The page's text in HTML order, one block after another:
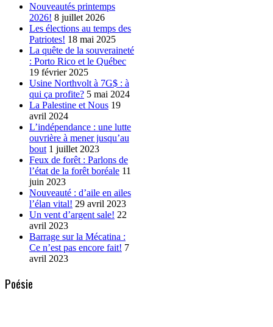
Nouveautés printemps
2026! 8 juillet 2026
Les élections au temps des
Patriotes! 18 mai 2025
La quête de la souveraineté
: Porto Rico et le Québec
19 février 2025
Usine Northvolt à 7G$ : à
qui ça profite? 5 mai 2024
La Palestine et Nous 19
avril 2024
L’indépendance : une lutte
ouvrière à mener jusqu’au
bout 1 juillet 2023
Feux de forêt : Parlons de
l’état de la forêt boréale 11
juin 2023
Nouveauté : d’aile en ailes
l’élan vital! 29 avril 2023
Un vent d’argent sale! 22
avril 2023
Barrage sur la Mécatina :
Ce n’est pas encore fait! 7
avril 2023
Poésie